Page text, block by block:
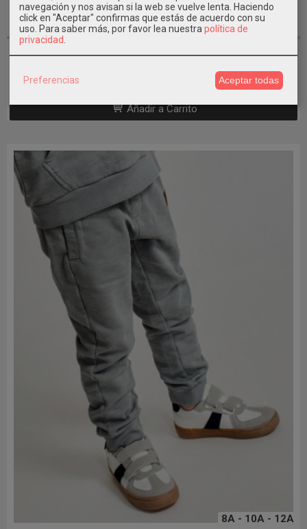
8A - 10A - 12A
Añadir a Carrito
8A - 10A - 12A
navegación y nos avisan si la web se vuelve lenta. Haciendo
click en "Aceptar" confirmas que estás de acuerdo con su
uso. Para saber más, por favor lea nuestra política de
privacidad
Preferencias Aceptar todas